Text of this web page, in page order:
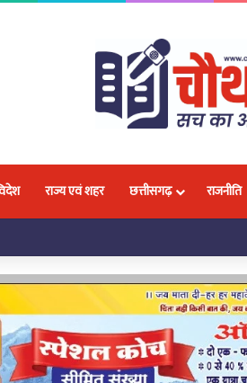
राज्य एवं शहर छत्तीसगढ़ राजनीति
जलवा, 18 प्रतिभाओं ने जीतकर बढ़ाया नगर और प्रदेश का मान